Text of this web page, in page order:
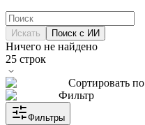
Искать Поиск с ИИ
Ничего не найдено
25 строк
Сортировать по
Фильтр
Фильтры